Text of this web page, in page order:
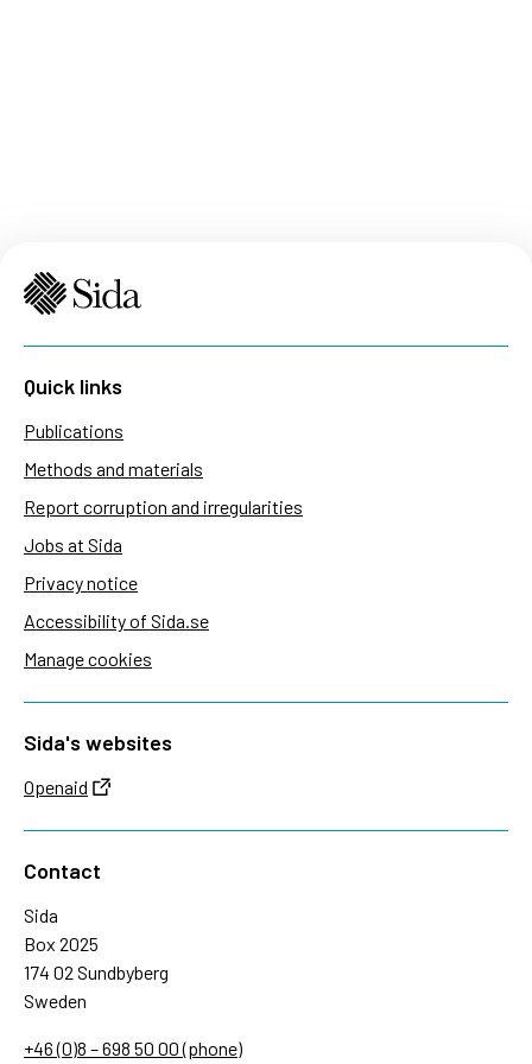
Quick links
Publications
Methods and materials
Report corruption and irregularities
Jobs at Sida
Privacy notice
Accessibility of Sida.se
Manage cookies
Sida's websites
Openaid
Contact
Sida
Box 2025
174 02 Sundbyberg
Sweden
+46 (0)8 – 698 50 00 (phone)